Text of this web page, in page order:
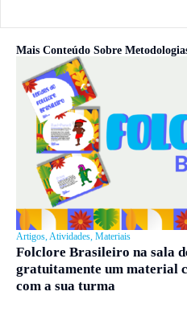
Mais Conteúdo Sobre
Artigos,Atividades, Materiais
Folclore Brasileiro na sala
gratuitamente um material
com a sua turma